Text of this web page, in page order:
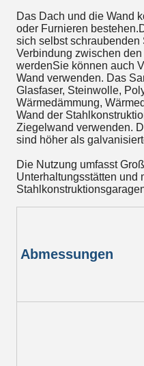
Das Dach und die Wand
oder Furnieren
sich selbst schraubenden
Verbindung zwischen
werdenSie können auch
Wand verwenden. Das
Glasfaser, Steinwolle,
Wärmedämmung,
Wand der
Ziegelwand verwenden.
sind höher als
Die Nutzung umfasst
Unterhaltungsstätten und
Abmessungen